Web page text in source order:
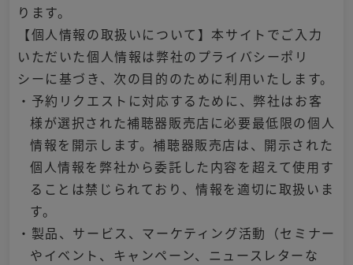
ります。
【個人情報の取扱いについて】本サイトでご入力
いただいた個人情報は弊社のプライバシーポリ
シーに基づき、次の目的のために利用いたします。
・予約リクエストに対応するために、弊社はお客
様が選択された補聴器販売店に必要最低限の個人
情報を開示します。補聴器販売店は、開示された
個人情報を弊社から委託した内容を超えて使用す
ることは禁じられており、情報を適切に取扱いま
す。
・製品、サービス、マーケティング活動（セミナー
やイベント、キャンペーン、ニュースレターな